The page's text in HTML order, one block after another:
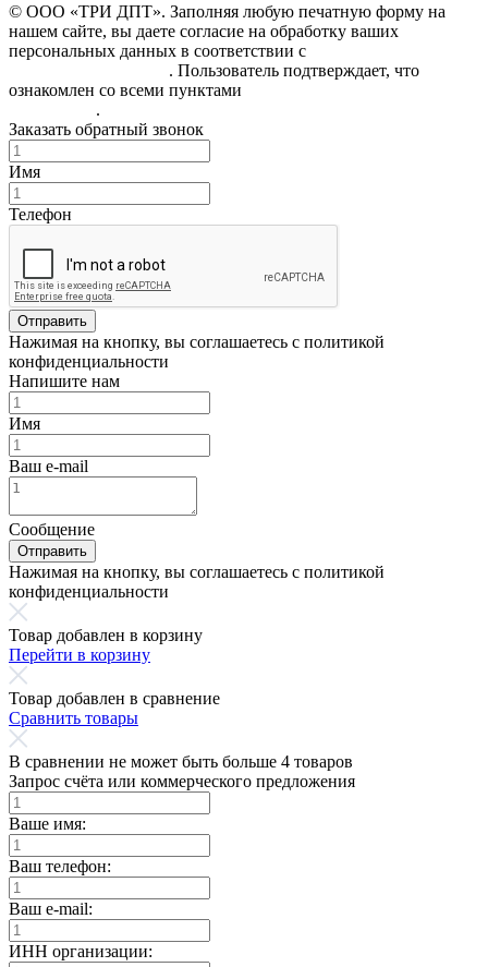
© ООО «ТРИ ДПТ». Заполняя любую печатную форму на
нашем сайте, вы даете согласие на обработку ваших
персональных данных в соответствии с
. Пользователь подтверждает, что
ознакомлен со всеми пунктами
.
Заказать обратный звонок
Имя
Телефон
Отправить
Нажимая на кнопку, вы соглашаетесь с политикой
конфиденциальности
Напишите нам
Имя
Ваш e-mail
Сообщение
Отправить
Нажимая на кнопку, вы соглашаетесь с политикой
конфиденциальности
Товар добавлен в корзину
Перейти в корзину
Товар добавлен в сравнение
Сравнить товары
В сравнении не может быть больше 4 товаров
Запрос счёта или коммерческого предложения
Ваше имя:
Ваш телефон:
Ваш e-mail:
ИНН организации: